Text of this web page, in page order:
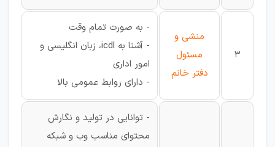
3
منشی و
مسئول
دفتر خانم
- به صورت تمام وقت
- آشنا به icdl، زبان انگلیسی و
امور اداری
- دارای روابط عمومی بالا
- توانایی در تولید و نگارش
محتوای مناسب وب و شبکه